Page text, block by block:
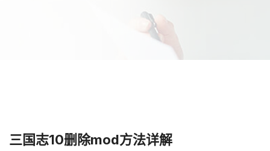
三国志10删除mod方法详解